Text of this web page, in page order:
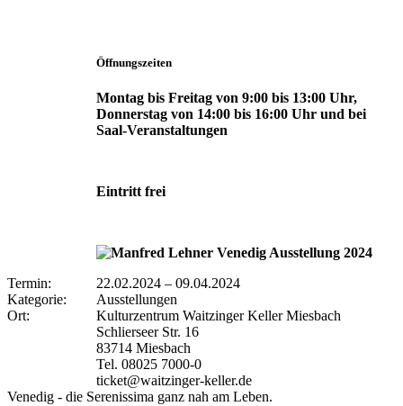
Öffnungszeiten
Montag bis Freitag von 9:00 bis 13:00 Uhr,
Donnerstag von 14:00 bis 16:00 Uhr und bei
Saal-Veranstaltungen
Eintritt frei
Termin: 22.02.2024 – 09.04.2024
Kategorie:
Ausstellungen
Ort:
Kulturzentrum Waitzinger Keller Miesbach
Schlierseer Str. 16
83714 Miesbach
Tel. 08025 7000-0
ticket@waitzinger-keller.de
Venedig - die Serenissima ganz nah am Leben.